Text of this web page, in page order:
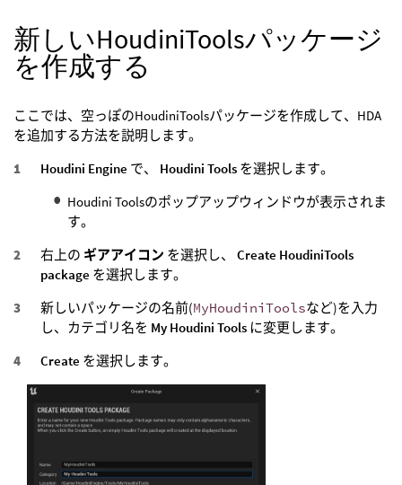
新しいHoudiniToolsパッケージ
を作成する
ここでは、空っぽのHoudiniToolsパッケージを作成して、HDA
を追加する方法を説明します。
Houdini Engine で、 Houdini Tools を選択します。
Houdini Toolsのポップアップウィンドウが表示されま
す。
右上の ギアアイコン を選択し、 Create HoudiniTools
package を選択します。
新しいパッケージの名前(MyHoudiniToolsなど)を入力
し、カテゴリ名を My Houdini Tools に変更します。
Create を選択します。